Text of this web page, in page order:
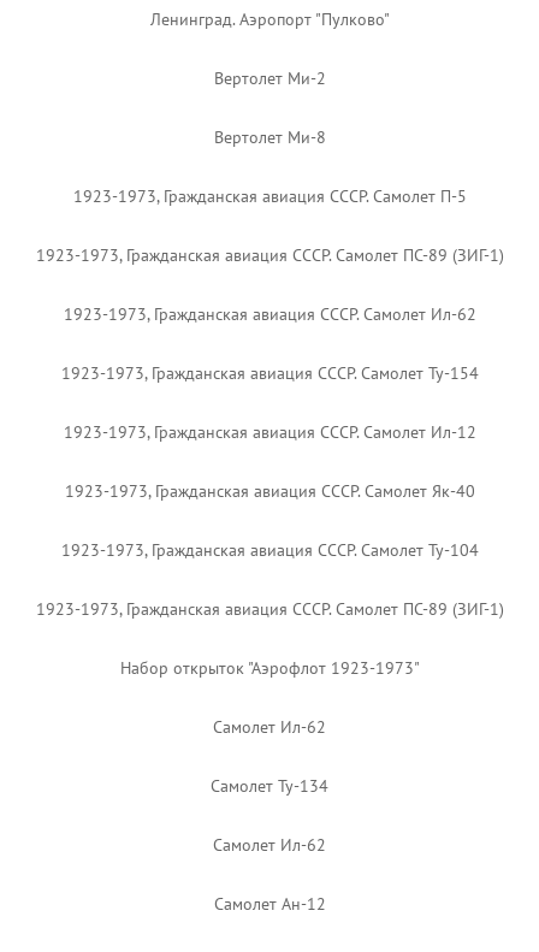
Ленинград. Аэропорт "Пулково"
Вертолет Ми-2
Вертолет Ми-8
1923-1973, Гражданская авиация СССР. Самолет П-5
1923-1973, Гражданская авиация СССР. Самолет ПС-89 (ЗИГ-1)
1923-1973, Гражданская авиация СССР. Самолет Ил-62
1923-1973, Гражданская авиация СССР. Самолет Ту-154
1923-1973, Гражданская авиация СССР. Самолет Ил-12
1923-1973, Гражданская авиация СССР. Самолет Як-40
1923-1973, Гражданская авиация СССР. Самолет Ту-104
1923-1973, Гражданская авиация СССР. Самолет ПС-89 (ЗИГ-1)
Набор открыток "Аэрофлот 1923-1973"
Самолет Ил-62
Самолет Ту-134
Самолет Ил-62
Самолет Ан-12